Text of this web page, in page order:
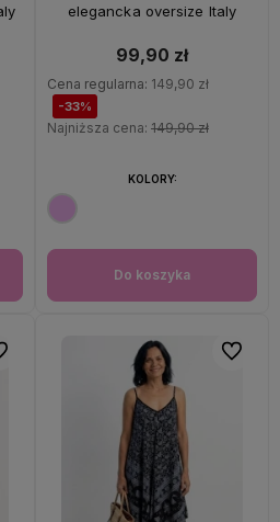
elegancka oversize Italy
99,90 zł
Cena regularna: 149,90 zł
-33%
Najniższa cena: 149,90 zł
Do koszyka
KOLORY:
ulubionych Do